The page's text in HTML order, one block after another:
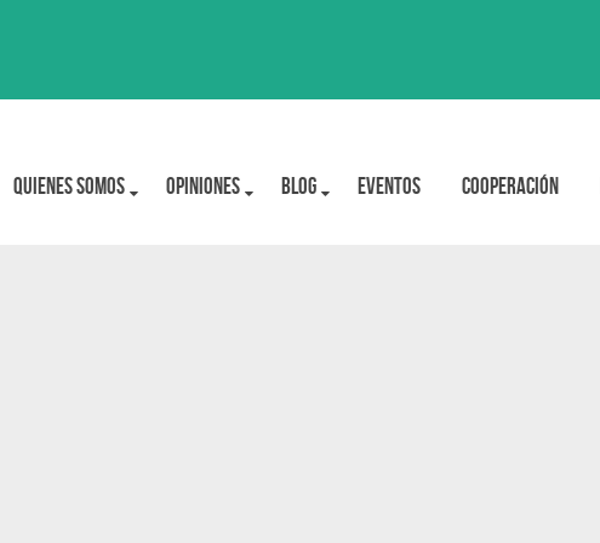
Quienes Somos OPINIONES BLOG Eventos Cooperación